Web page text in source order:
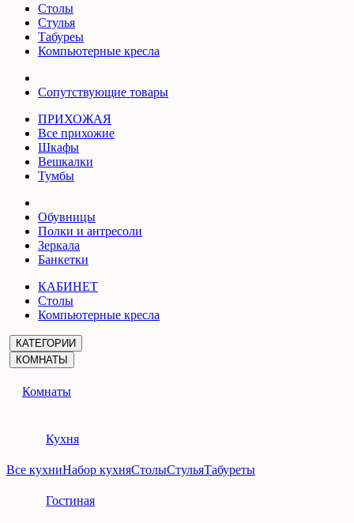
Столы
Стулья
Табуреы
Компьютерные кресла
Сопутствующие товары
ПРИХОЖАЯ
Все прихожие
Шкафы
Вешкалки
Тумбы
Обувницы
Полки и антресоли
Зеркала
Банкетки
КАБИНЕТ
Столы
Компьютерные кресла
КАТЕГОРИИ
КОМНАТЫ
Комнаты
Кухня
Все кухниНабор кухняСтолыСтульяТабуреты
Гостиная